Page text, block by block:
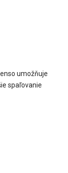
umožňuje
spaľovanie